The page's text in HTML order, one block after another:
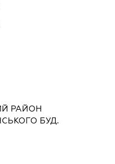
РАЙОН
БУД.